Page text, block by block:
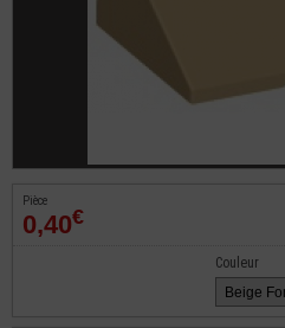
Pièce
0,40€
Couleur